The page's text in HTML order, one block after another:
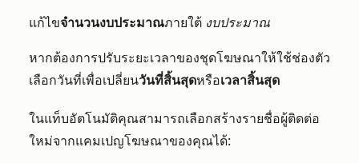
แก้ไขจำนวนงบประมาณภายใต้ งบประมาณ
หากต้องการปรับระยะเวลาของชุดโฆษณาให้ใช้ช่องตัว
เลือกวันที่เพื่อเปลี่ยนวันที่สิ้นสุดหรือเวลาสิ้นสุด
ในแท็บอัตโนมัติคุณสามารถเลือกสร้างรายชื่อผู้ติดต่อ
ใหม่จากแคมเปญโฆษณาของคุณได้: